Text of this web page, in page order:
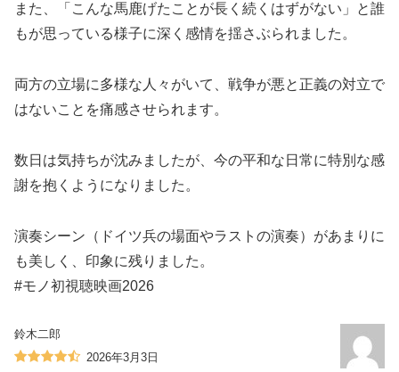
また、「こんな馬鹿げたことが長く続くはずがない」と誰
もが思っている様子に深く感情を揺さぶられました。
両方の立場に多様な人々がいて、戦争が悪と正義の対立で
はないことを痛感させられます。
数日は気持ちが沈みましたが、今の平和な日常に特別な感
謝を抱くようになりました。
演奏シーン（ドイツ兵の場面やラストの演奏）があまりに
も美しく、印象に残りました。
#モノ初視聴映画2026
鈴木二郎
2026年3月3日